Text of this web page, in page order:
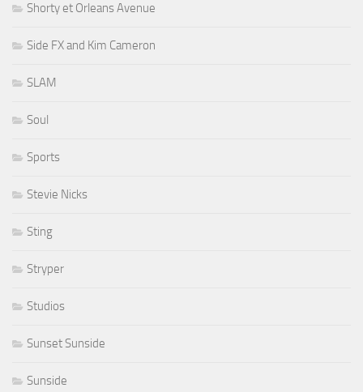
Shorty et Orleans Avenue
Side FX and Kim Cameron
SLAM
Soul
Sports
Stevie Nicks
Sting
Stryper
Studios
Sunset Sunside
Sunside